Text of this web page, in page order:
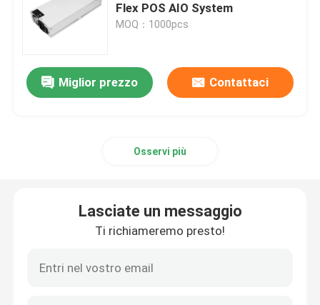
Flex POS AIO System
MOQ：1000pcs
Miglior prezzo Contattaci
Osservi più
Lasciate un messaggio
Ti richiameremo presto!